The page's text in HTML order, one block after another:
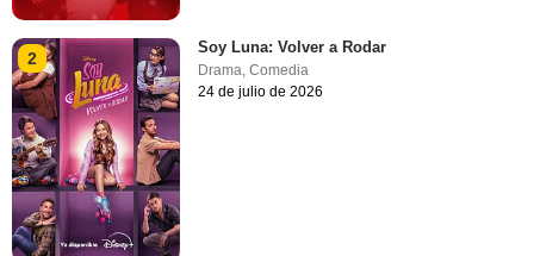
2
Soy Luna: Volver a Rodar
Drama,Comedia
24 de julio de 2026